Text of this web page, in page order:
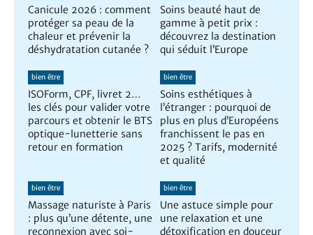
Canicule 2026 : comment
protéger sa peau de la
chaleur et prévenir la
déshydratation cutanée ?
Soins beauté haut de
gamme à petit prix :
découvrez la destination
qui séduit l’Europe
bien être
ISOForm, CPF, livret 2…
les clés pour valider votre
parcours et obtenir le BTS
optique-lunetterie sans
retour en formation
bien être
Soins esthétiques à
l’étranger : pourquoi de
plus en plus d’Européens
franchissent le pas en
2025 ? Tarifs, modernité
et qualité
bien être
Massage naturiste à Paris
: plus qu’une détente, une
reconnexion avec soi-
bien être
Une astuce simple pour
une relaxation et une
détoxification en douceur